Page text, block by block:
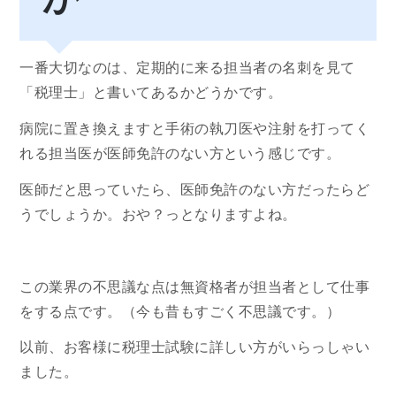
一番大切なのは、定期的に来る担当者の名刺を見て
「税理士」と書いてあるかどうかです。
病院に置き換えますと手術の執刀医や注射を打ってく
れる担当医が医師免許のない方という感じです。
医師だと思っていたら、医師免許のない方だったらど
うでしょうか。おや？っとなりますよね。
この業界の不思議な点は無資格者が担当者として仕事
をする点です。（今も昔もすごく不思議です。）
以前、お客様に税理士試験に詳しい方がいらっしゃい
ました。